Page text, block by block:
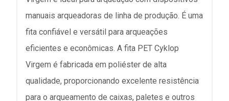
manuais arqueadoras de linha de produção. É uma
fita confiável e versátil para arqueações
eficientes e econômicas. A fita PET Cyklop
Virgem é fabricada em poliéster de alta
qualidade, proporcionando excelente resistência
para o arqueamento de caixas, paletes e outros